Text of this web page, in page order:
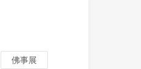
佛事展